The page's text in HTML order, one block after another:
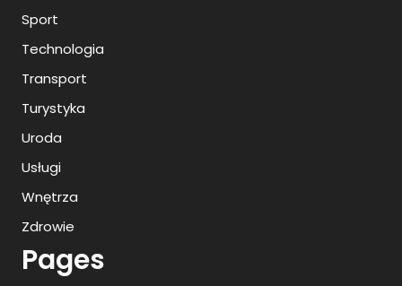
Sport
Technologia
Transport
Turystyka
Uroda
Usługi
Wnętrza
Zdrowie
Pages